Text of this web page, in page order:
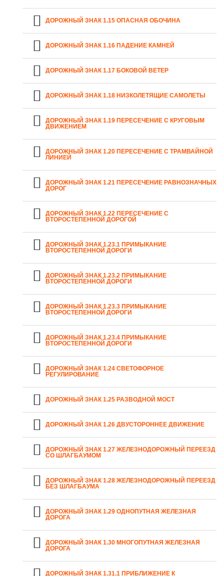
ДОРОЖНЫЙ ЗНАК 1.15 ОПАСНАЯ ОБОЧИНА
ДОРОЖНЫЙ ЗНАК 1.16 ПАДЕНИЕ КАМНЕЙ
ДОРОЖНЫЙ ЗНАК 1.17 БОКОВОЙ ВЕТЕР
ДОРОЖНЫЙ ЗНАК 1.18 НИЗКОЛЕТЯЩИЕ САМОЛЕТЫ
ДОРОЖНЫЙ ЗНАК 1.19 ПЕРЕСЕЧЕНИЕ С КРУГОВЫМ
ДВИЖЕНИЕМ
ДОРОЖНЫЙ ЗНАК 1.20 ПЕРЕСЕЧЕНИЕ С ТРАМВАЙНОЙ
ЛИНИЕЙ
ДОРОЖНЫЙ ЗНАК 1.21 ПЕРЕСЕЧЕНИЕ РАВНОЗНАЧНЫХ
ДОРОГ
ДОРОЖНЫЙ ЗНАК 1.22 ПЕРЕСЕЧЕНИЕ С
ВТОРОСТЕПЕННОЙ ДОРОГОЙ
ДОРОЖНЫЙ ЗНАК 1.23.1 ПРИМЫКАНИЕ
ВТОРОСТЕПЕННОЙ ДОРОГИ
ДОРОЖНЫЙ ЗНАК 1.23.2 ПРИМЫКАНИЕ
ВТОРОСТЕПЕННОЙ ДОРОГИ
ДОРОЖНЫЙ ЗНАК 1.23.3 ПРИМЫКАНИЕ
ВТОРОСТЕПЕННОЙ ДОРОГИ
ДОРОЖНЫЙ ЗНАК 1.23.4 ПРИМЫКАНИЕ
ВТОРОСТЕПЕННОЙ ДОРОГИ
ДОРОЖНЫЙ ЗНАК 1.24 СВЕТОФОРНОЕ
РЕГУЛИРОВАНИЕ
ДОРОЖНЫЙ ЗНАК 1.25 РАЗВОДНОЙ МОСТ
ДОРОЖНЫЙ ЗНАК 1.26 ДВУСТОРОННЕЕ ДВИЖЕНИЕ
ДОРОЖНЫЙ ЗНАК 1.27 ЖЕЛЕЗНОДОРОЖНЫЙ ПЕРЕЕЗД
СО ШЛАГБАУМОМ
ДОРОЖНЫЙ ЗНАК 1.28 ЖЕЛЕЗНОДОРОЖНЫЙ ПЕРЕЕЗД
БЕЗ ШЛАГБАУМА
ДОРОЖНЫЙ ЗНАК 1.29 ОДНОПУТНАЯ ЖЕЛЕЗНАЯ
ДОРОГА
ДОРОЖНЫЙ ЗНАК 1.30 МНОГОПУТНАЯ ЖЕЛЕЗНАЯ
ДОРОГА
ДОРОЖНЫЙ ЗНАК 1.31.1 ПРИБЛИЖЕНИЕ К